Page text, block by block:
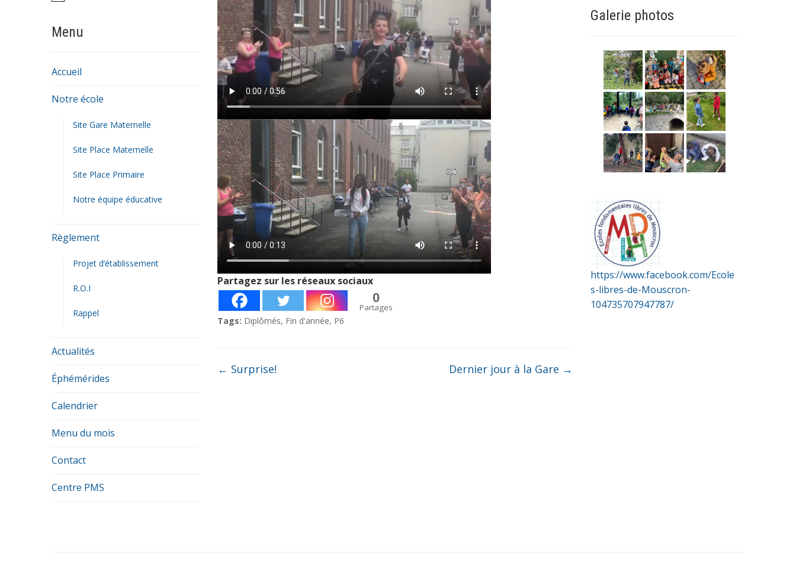
Menu
Accueil
Notre école
Site Gare Maternelle
Site Place Maternelle
Site Place Primaire
Notre équipe éducative
Règlement
Projet d’établissement
R.O.I
Rappel
Actualités
Éphémérides
Calendrier
Menu du mois
Contact
Centre PMS
Partagez sur les réseaux sociaux
0
Partages
Tags: Diplômés, Fin d'année, P6
← Surprise! Dernier jour à la Gare →
Galerie photos
https://www.facebook.com/Ecole
s-libres-de-Mouscron-
104735707947787/